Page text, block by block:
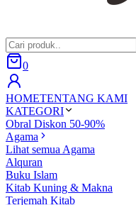
0
HOMETENTANG KAMI
KATEGORI
Obral Diskon 50-90%
Agama
Lihat semua Agama
Alquran
Buku Islam
Kitab Kuning & Makna
Terjemah Kitab